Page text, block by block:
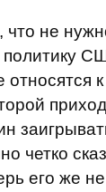
не
четко
его же